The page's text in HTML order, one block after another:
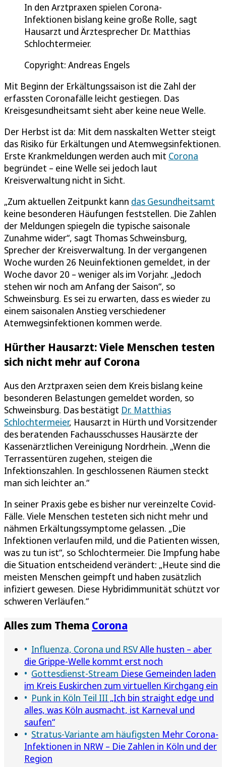
In den Arztpraxen spielen Corona-
Infektionen bislang keine große Rolle, sagt
Hausarzt und Ärztesprecher Dr. Matthias
Schlochtermeier.
Copyright: Andreas Engels
Mit Beginn der Erkältungssaison ist die Zahl der
erfassten Coronafälle leicht gestiegen. Das
Kreisgesundheitsamt sieht aber keine neue Welle.
Der Herbst ist da: Mit dem nasskalten Wetter steigt
das Risiko für Erkältungen und Atemwegsinfektionen.
Erste Krankmeldungen werden auch mit Corona
begründet – eine Welle sei jedoch laut
Kreisverwaltung nicht in Sicht.
„Zum aktuellen Zeitpunkt kann das Gesundheitsamt
keine besonderen Häufungen feststellen. Die Zahlen
der Meldungen spiegeln die typische saisonale
Zunahme wider“, sagt Thomas Schweinsburg,
Sprecher der Kreisverwaltung. In der vergangenen
Woche wurden 26 Neuinfektionen gemeldet, in der
Woche davor 20 – weniger als im Vorjahr. „Jedoch
stehen wir noch am Anfang der Saison“, so
Schweinsburg. Es sei zu erwarten, dass es wieder zu
einem saisonalen Anstieg verschiedener
Atemwegsinfektionen kommen werde.
Hürther Hausarzt: Viele Menschen testen
sich nicht mehr auf Corona
Aus den Arztpraxen seien dem Kreis bislang keine
besonderen Belastungen gemeldet worden, so
Schweinsburg. Das bestätigt Dr. Matthias
Schlochtermeier, Hausarzt in Hürth und Vorsitzender
des beratenden Fachausschusses Hausärzte der
Kassenärztlichen Vereinigung Nordrhein. „Wenn die
Terrassentüren zugehen, steigen die
Infektionszahlen. In geschlossenen Räumen steckt
man sich leichter an.“
In seiner Praxis gebe es bisher nur vereinzelte Covid-
Fälle. Viele Menschen testeten sich nicht mehr und
nähmen Erkältungssymptome gelassen. „Die
Infektionen verlaufen mild, und die Patienten wissen,
was zu tun ist“, so Schlochtermeier. Die Impfung habe
die Situation entscheidend verändert: „Heute sind die
meisten Menschen geimpft und haben zusätzlich
infiziert gewesen. Diese Hybridimmunität schützt vor
schweren Verläufen.“
Alles zum Thema Corona
Influenza, Corona und RSVAlle husten – aber
die Grippe-Welle kommt erst noch
Gottesdienst-Stream Diese Gemeinden laden
im Kreis Euskirchen zum virtuellen Kirchgang ein
Punk in Köln Teil III „Ich bin straight edge und
alles, was Köln ausmacht, ist Karneval und
saufen“
Stratus-Variante am häufigsten Mehr Corona-
Infektionen in NRW – Die Zahlen in Köln und der
Region